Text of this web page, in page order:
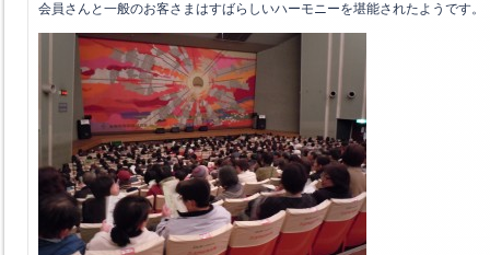
会員さんと一般のお客さまはすばらしいハーモニーを堪能されたようです。